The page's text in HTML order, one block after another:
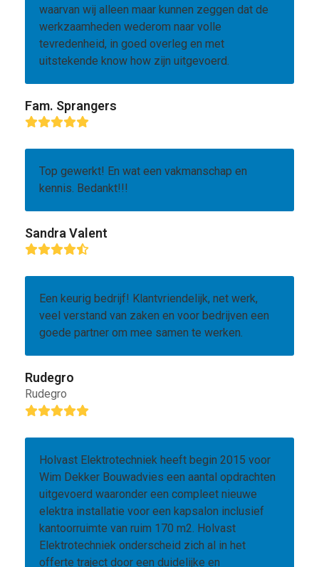
waarvan wij alleen maar kunnen zeggen dat de
werkzaamheden wederom naar volle
tevredenheid, in goed overleg en met
uitstekende know how zijn uitgevoerd.
Fam. Sprangers
Rating:
Top gewerkt! En wat een vakmanschap en
kennis. Bedankt!!!
Sandra Valent
Rating:
Een keurig bedrijf! Klantvriendelijk, net werk,
veel verstand van zaken en voor bedrijven een
goede partner om mee samen te werken.
Rudegro
Rudegro
Rating:
Holvast Elektrotechniek heeft begin 2015 voor
Wim Dekker Bouwadvies een aantal opdrachten
uitgevoerd waaronder een compleet nieuwe
elektra installatie voor een kapsalon inclusief
kantoorruimte van ruim 170 m2. Holvast
Elektrotechniek onderscheid zich al in het
offerte traject door een duidelijke en